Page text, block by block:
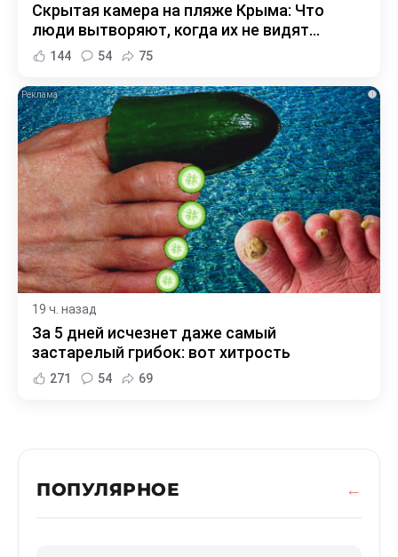
Скрытая камера на пляже Крыма: Что
люди вытворяют, когда их не видят...
144 54 75
i
19 ч. назад
За 5 дней исчезнет даже самый
застарелый грибок: вот хитрость
271 54 69
ПОПУЛЯРНОЕ